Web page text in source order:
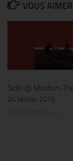
VOUS
Sic(k) @ Monfort-
24 Janvier 2015